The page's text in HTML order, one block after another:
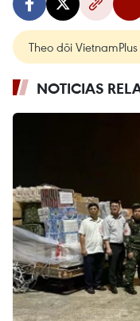
Theo dõi VietnamPlus
NOTICIAS